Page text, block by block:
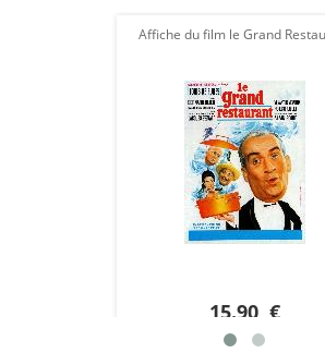
Affiche du film le Grand
15.90 €